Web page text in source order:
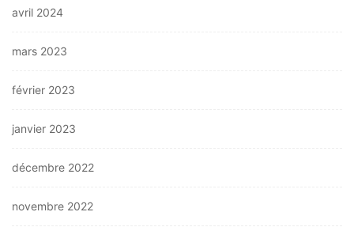
avril 2024
mars 2023
février 2023
janvier 2023
décembre 2022
novembre 2022